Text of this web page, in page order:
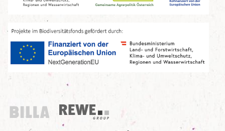
Billa
REWE Group